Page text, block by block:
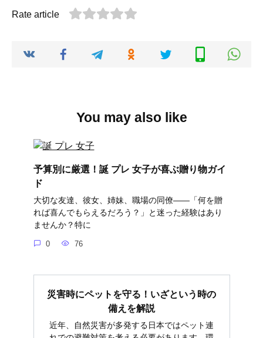
Rate article
You may also like
予算別に厳選！誕 プレ 女子が喜ぶ贈り物ガイ
ド
大切な友達、彼女、姉妹、職場の同僚――「何を贈
れば喜んでもらえるだろう？」と迷った経験はあり
ませんか？特に
0 76
災害時にペットを守る！いざという時の
備えを解説
近年、自然災害が多発する日本ではペット連